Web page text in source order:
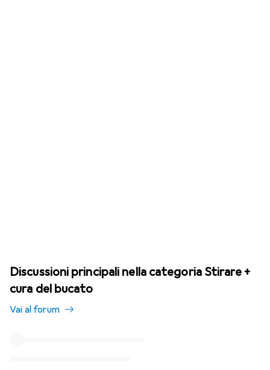
Discussioni principali nella categoria Stirare +
cura del bucato
Vai al forum